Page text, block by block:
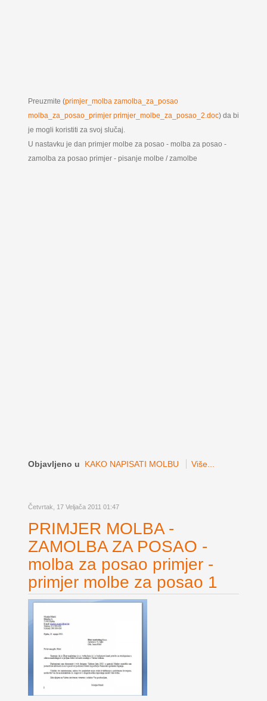
Preuzmite (primjer_molba zamolba_za_posao
molba_za_posao_primjer primjer_molbe_za_posao_2.doc) da bi
je mogli koristiti za svoj slučaj.
U nastavku je dan primjer molbe za posao - molba za posao -
zamolba za posao primjer - pisanje molbe / zamolbe
Objavljeno u KAKO NAPISATI MOLBU Više...
Četvrtak, 17 Veljača 2011 01:47
PRIMJER MOLBA -
ZAMOLBA ZA POSAO -
molba za posao primjer -
primjer molbe za posao 1